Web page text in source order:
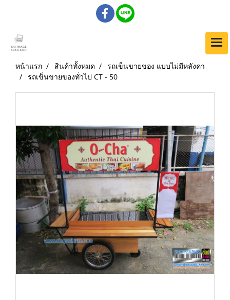
หน้าแรก สินค้าทั้งหมด
รถเข็นขายของ แบบไม่มีหลังคา
รถเข็นขายของทั่วไป CT - 50